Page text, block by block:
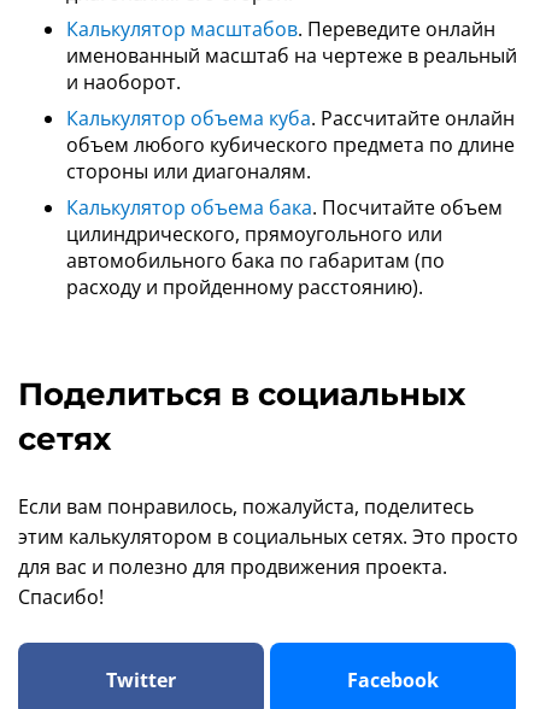
Калькулятор масштабов. Переведите онлайн
именованный масштаб на чертеже в реальный
и наоборот.
Калькулятор объема куба. Рассчитайте онлайн
объем любого кубического предмета по длине
стороны или диагоналям.
Калькулятор объема бака. Посчитайте объем
цилиндрического, прямоугольного или
автомобильного бака по габаритам (по
расходу и пройденному расстоянию).
Поделиться в социальных
сетях
Если вам понравилось, пожалуйста, поделитесь
этим калькулятором в социальных сетях. Это просто
для вас и полезно для продвижения проекта.
Спасибо!
Twitter Facebook